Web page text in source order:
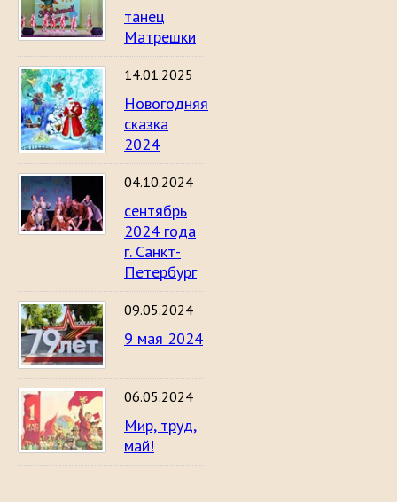
танец
Матрешки
14.01.2025
Новогодняя
сказка
2024
04.10.2024
сентябрь
2024 года
г. Санкт-
Петербург
09.05.2024
9 мая 2024
06.05.2024
Мир, труд,
май!